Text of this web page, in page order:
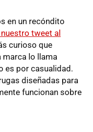
en un recóndito
tweet al
curioso que
marca lo llama
es por casualidad.
diseñadas para
funcionan sobre